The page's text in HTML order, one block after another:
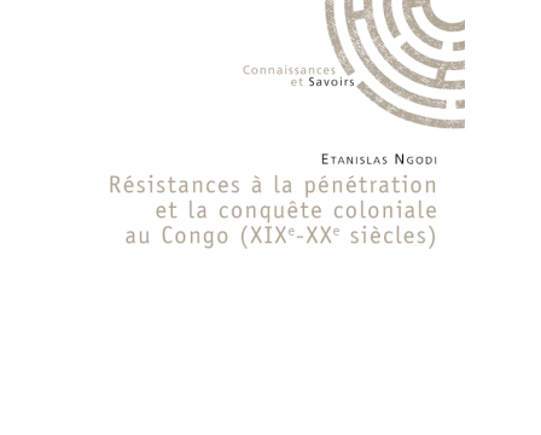
SOCIÉTÉ DES ÉCRIVAINS
CONNAISSANCES ET SAVOIRS
MON PETIT ÉDITEUR